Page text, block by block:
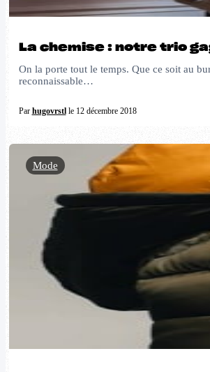
La chemise : notre trio
On la porte tout le temps. Que ce soit au
reconnaissable…
Par hugovrstlle 12 décembre 2018
Mode